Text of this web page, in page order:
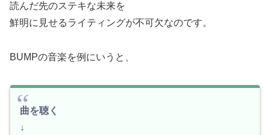
読んだ先のステキな未来を
鮮明に見せるライティングが不可欠なのです。
BUMPの音楽を例にいうと、
曲を聴く
↓